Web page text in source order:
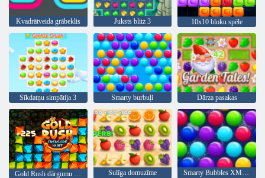
Kvadrātveida grābeklis Juksts blitz 3 10x10 bloku spēle
Sīkdatņu simpātija 3 Smarty burbuļi Dārza pasakas
Sulīga domuzīme Smarty Bubbles XMas Edition